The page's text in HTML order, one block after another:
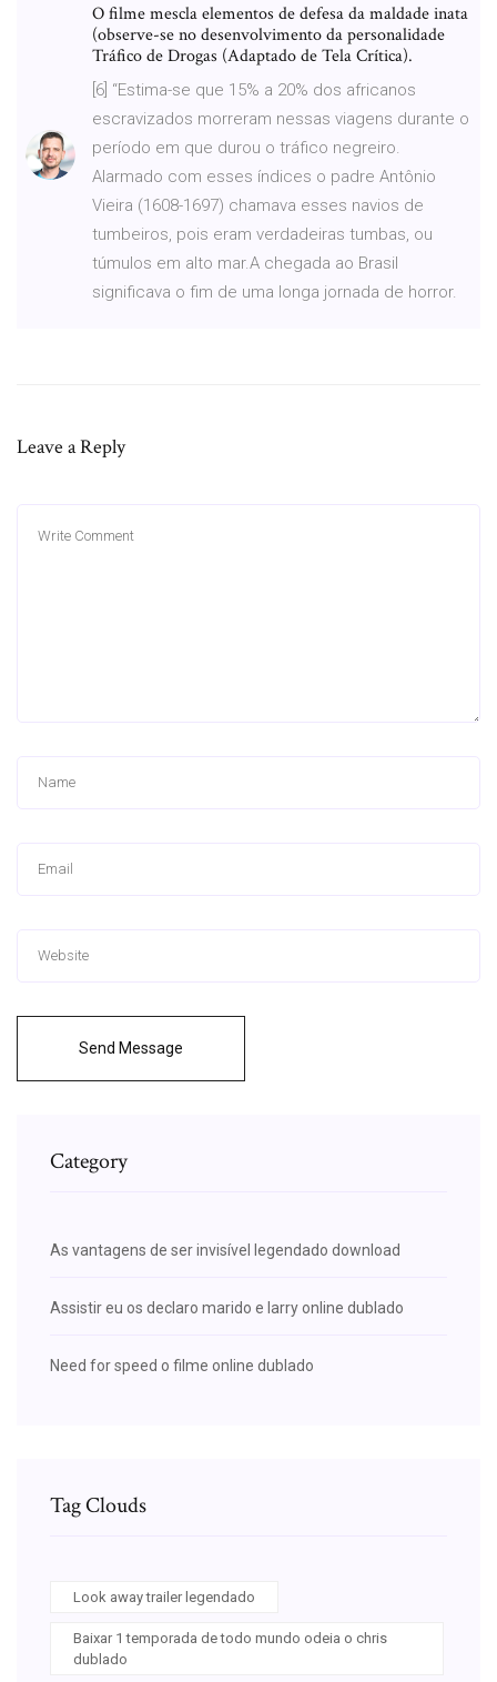
O filme mescla elementos de defesa da maldade inata
(observe-se no desenvolvimento da personalidade
Tráfico de Drogas (Adaptado de Tela Crítica).
[6] “Estima-se que 15% a 20% dos africanos
escravizados morreram nessas viagens durante o
período em que durou o tráfico negreiro.
Alarmado com esses índices o padre Antônio
Vieira (1608-1697) chamava esses navios de
tumbeiros, pois eram verdadeiras tumbas, ou
túmulos em alto mar.A chegada ao Brasil
significava o fim de uma longa jornada de horror.
Leave a Reply
Send Message
Category
As vantagens de ser invisível legendado download
Assistir eu os declaro marido e larry online dublado
Need for speed o filme online dublado
Tag Clouds
Look away trailer legendado
Baixar 1 temporada de todo mundo odeia o chris
dublado